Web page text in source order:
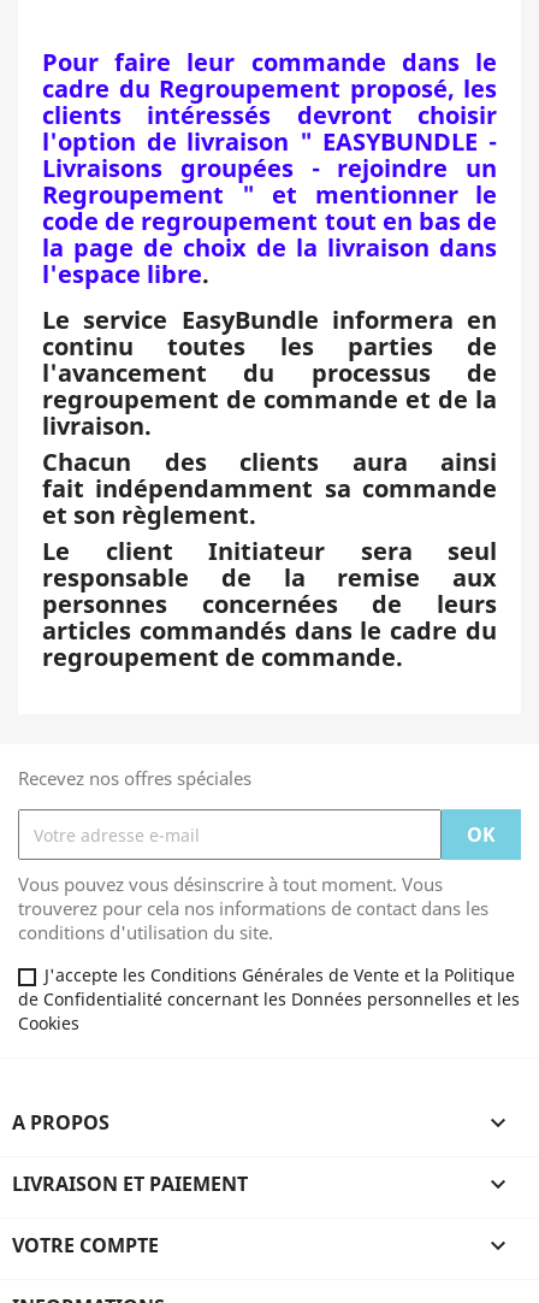
Pour faire leur commande dans le
cadre du Regroupement proposé, les
clients intéressés devront choisir
l'option de livraison " EASYBUNDLE -
Livraisons groupées - rejoindre un
Regroupement " et mentionner le
code de regroupement tout en bas de
la page de choix de la livraison dans
l'espace libre.
Le service EasyBundle informera en
continu toutes les parties de
l'avancement du processus de
regroupement de commande et de la
livraison.
Chacun des clients aura ainsi
fait indépendamment sa commande
et son règlement.
Le client Initiateur sera seul
responsable de la remise aux
personnes concernées de leurs
articles commandés dans le cadre du
regroupement de commande.
Recevez nos offres spéciales
Vous pouvez vous désinscrire à tout moment. Vous
trouverez pour cela nos informations de contact dans les
conditions d'utilisation du site.
J'accepte les Conditions Générales de Vente et la Politique
de Confidentialité concernant les Données personnelles et les
Cookies
A PROPOS 
LIVRAISON ET PAIEMENT 
VOTRE COMPTE 